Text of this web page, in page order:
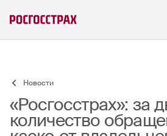
Новости
«Росгосстрах»: за
количество